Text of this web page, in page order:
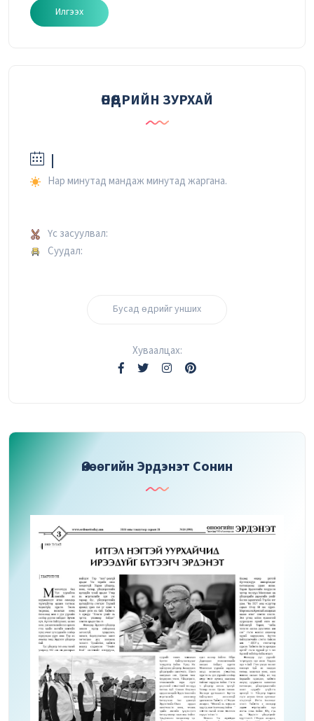
Илгээх
ӨНӨӨДРИЙН ЗУРХАЙ
|
Нар минутад мандаж минутад жаргана.
Үс засуулвал:
Суудал:
Бусад өдрийг унших
Хуваалцах:
Өнөөгийн Эрдэнэт Сонин